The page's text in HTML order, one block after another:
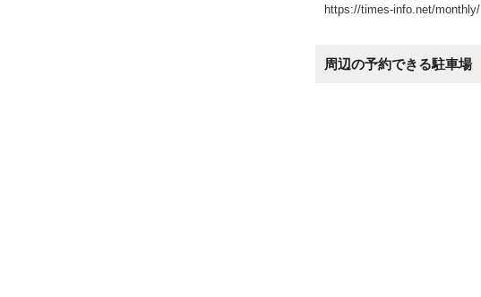
https://times-info.net/monthly/
周辺の予約できる駐車場